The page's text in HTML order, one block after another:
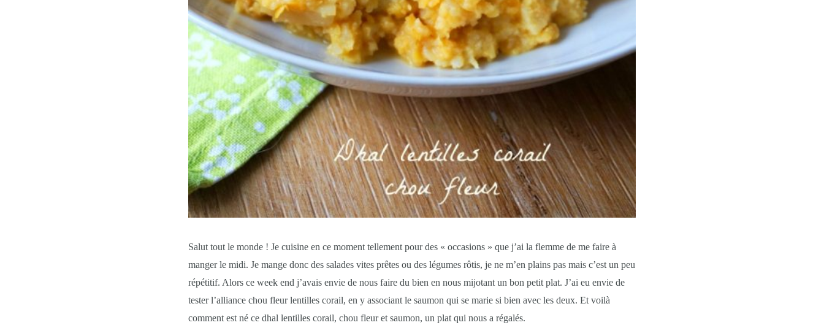
Salut tout le monde ! Je cuisine en ce moment tellement pour des « occasions » que j’ai la flemme de me faire à
manger le midi. Je mange donc des salades vites prêtes ou des légumes rôtis, je ne m’en plains pas mais c’est un peu
répétitif. Alors ce week end j’avais envie de nous faire du bien en nous mijotant un bon petit plat. J’ai eu envie de
tester l’alliance chou fleur lentilles corail, en y associant le saumon qui se marie si bien avec les deux. Et voilà
comment est né ce dhal lentilles corail, chou fleur et saumon, un plat qui nous a régalés.